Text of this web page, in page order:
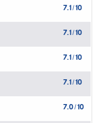
7.1/10
7.1/10
7.1/10
7.1/10
7.0/10